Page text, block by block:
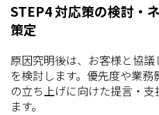
STEP4 対応策の検討・
策定
原因究明後は、お客様と協
を検討します。優先度や業
の立ち上げに向けた提言・
ます。